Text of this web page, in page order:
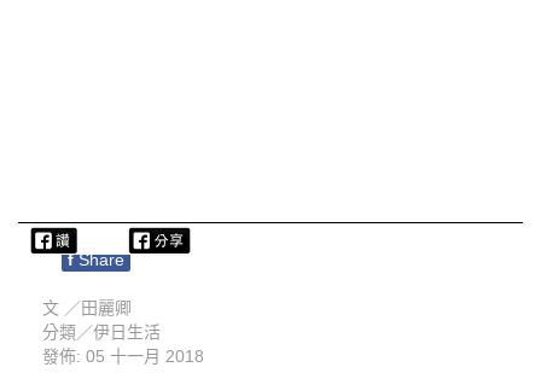
f Share
文 ／田麗卿
分類／伊日生活
發佈: 05 十一月 2018